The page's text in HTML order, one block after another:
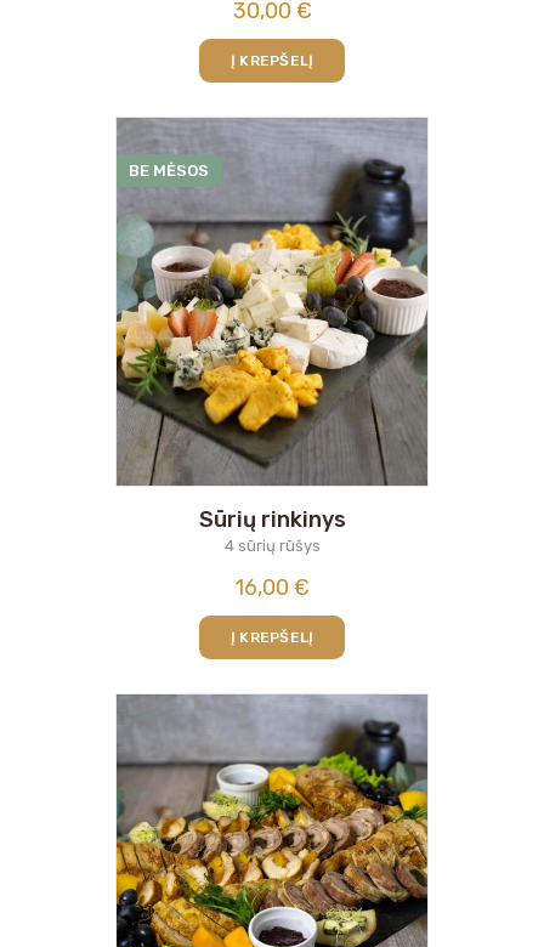
30,00 €
Į KREPŠELĮ
BE MĖSOS
Sūrių rinkinys
4 sūrių rūšys
16,00 €
Į KREPŠELĮ